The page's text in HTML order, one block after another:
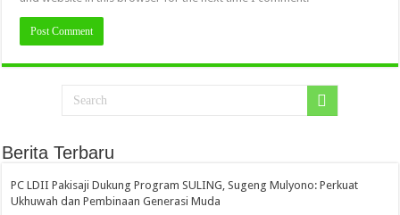
Berita Terbaru
PC LDII Pakisaji Dukung Program SULING, Sugeng Mulyono: Perkuat
Ukhuwah dan Pembinaan Generasi Muda